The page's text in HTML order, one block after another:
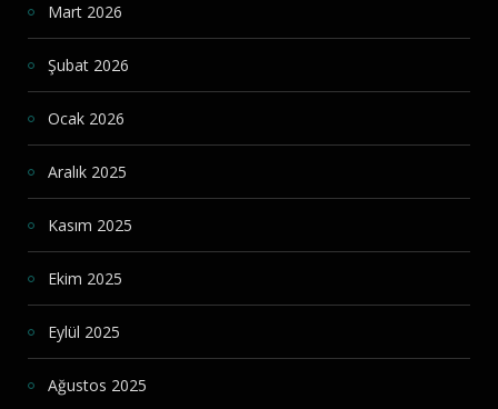
Mart 2026
Şubat 2026
Ocak 2026
Aralık 2025
Kasım 2025
Ekim 2025
Eylül 2025
Ağustos 2025